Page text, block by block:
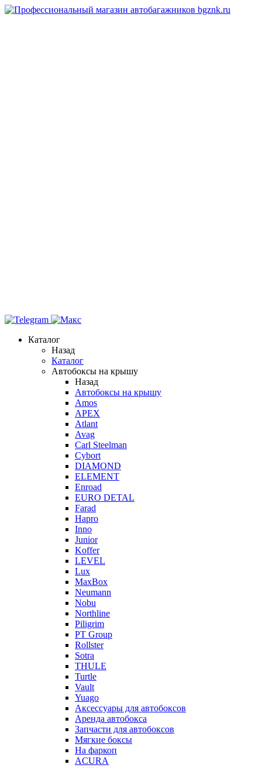
Каталог
Назад
Каталог
Автобоксы на крышу
Назад
Автобоксы на крышу
Amos
APEX
Atlant
Avag
Carl Steelman
Cybort
DIAMOND
ELEMENT
Enroad
EURO DETAL
Farad
Hapro
Inno
Junior
Koffer
LEVEL
Lux
MaxBox
Neumann
Nobu
Northline
Piligrim
PT Group
Rollster
Sotra
THULE
Turtle
Vault
Yuago
Аксессуары для автобоксов
Аренда автобокса
Запчасти для автобоксов
Мягкие боксы
На фаркоп
ACURA